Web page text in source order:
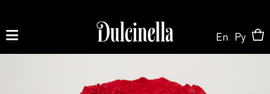
062 10 02 11
|060 02 58 58
En Ру